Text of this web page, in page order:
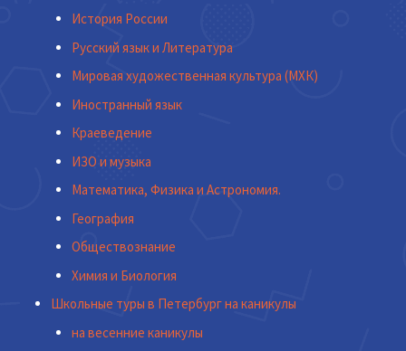
История России
Русский язык и Литература
Мировая художественная культура (МХК)
Иностранный язык
Краеведение
ИЗО и музыка
Математика, Физика и Астрономия.
География
Обществознание
Химия и Биология
Школьные туры в Петербург на каникулы
на весенние каникулы